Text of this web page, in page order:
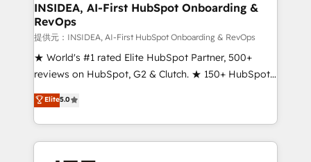
INSIDEA, AI-First HubSpot Onboarding &
RevOps
提供元：INSIDEA, AI-First HubSpot Onboarding & RevOps
★ World's #1 rated Elite HubSpot Partner, 500+
reviews on HubSpot, G2 & Clutch. ★ 150+ HubSpot
Certified Experts & Trainers across the team ★
1,500+ implementations across five continents ★ AI-
First, RevOps-led, Onboarding obsessed ★
Company of the Year 2024/25 INSIDEA helps
Elite5.0